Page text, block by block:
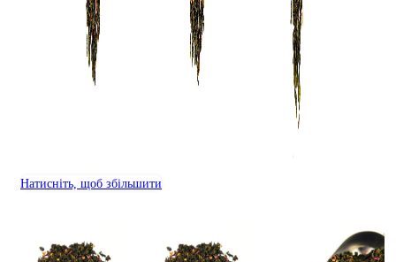
Натисніть, щоб збільшити